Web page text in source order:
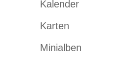
Kalender
Karten
Minialben